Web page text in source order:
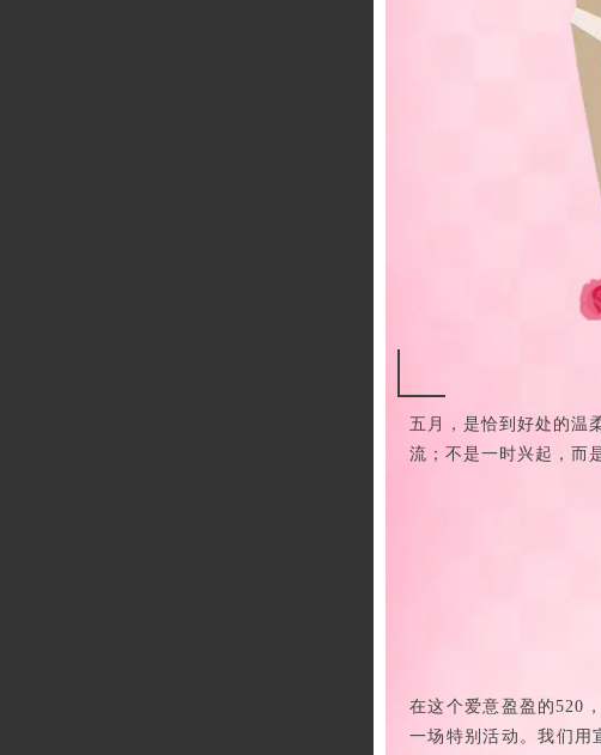
五月，是恰到好处的温
流；不是一时兴起，而
在这个爱意盈盈的520
一场特别活动。我们